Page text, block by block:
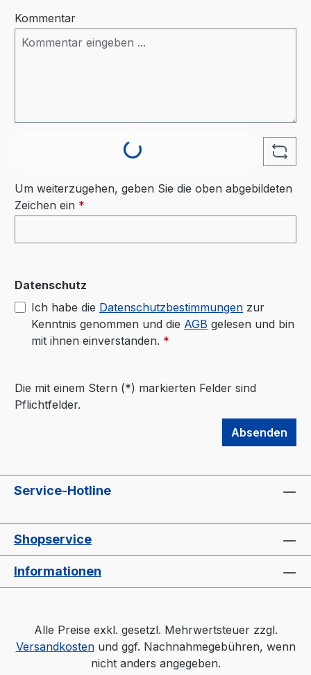
Kommentar
Loading...
Um weiterzugehen, geben Sie die oben abgebildeten
Zeichen ein *
Datenschutz
Ich habe die Datenschutzbestimmungen zur
Kenntnis genommen und die AGB gelesen und bin
mit ihnen einverstanden. *
Die mit einem Stern (*) markierten Felder sind
Pflichtfelder.
Absenden
Service-Hotline
Shopservice
Informationen
Alle Preise exkl. gesetzl. Mehrwertsteuer zzgl.
Versandkostenund ggf. Nachnahmegebühren, wenn
nicht anders angegeben.